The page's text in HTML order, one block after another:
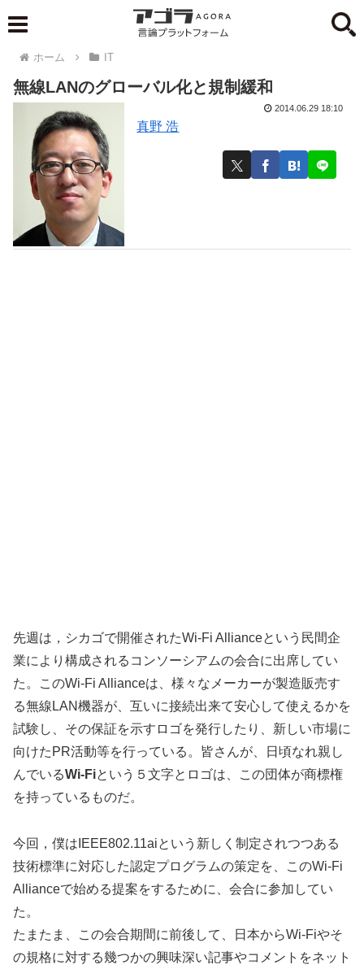
ホーム IT
無線LANのグローバル化と規制緩和
真野 浩
2014.06.29 18:10
先週は，シカゴで開催されたWi-Fi Allianceという民間企
業により構成されるコンソーシアムの会合に出席してい
た。このWi-Fi Allianceは、様々なメーカーが製造販売す
る無線LAN機器が、互いに接続出来て安心して使えるかを
試験し、その保証を示すロゴを発行したり、新しい市場に
向けたPR活動等を行っている。皆さんが、日頃なれ親し
んでいるWi-Fiという５文字とロゴは、この団体が商標権
を持っているものだ。
今回，僕はIEEE802.11aiという新しく制定されつつある
技術標準に対応した認定プログラムの策定を、このWi-Fi
Allianceで始める提案をするために、会合に参加してい
た。
たまたま、この会合期間に前後して、日本からWi-Fiやそ
の規格に対する幾つかの興味深い記事やコメントをネット